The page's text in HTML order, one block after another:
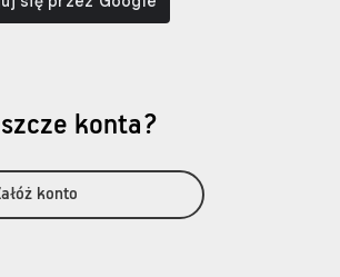
konta?
konto